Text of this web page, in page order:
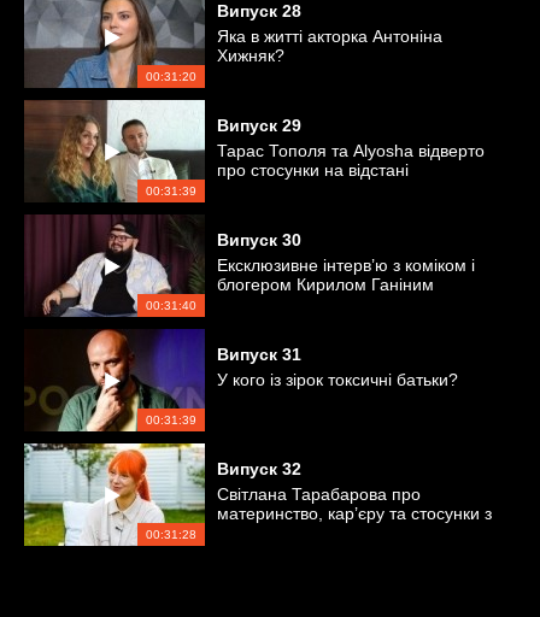
00:31:20
Випуск 28
Яка в житті акторка Антоніна
Хижняк?
00:31:39
Випуск 29
Тарас Тополя та Alyosha відверто
про стосунки на відстані
00:31:40
Випуск 30
Ексклюзивне інтерв’ю з коміком і
блогером Кирилом Ганіним
00:31:39
Випуск 31
У кого із зірок токсичні батьки?
00:31:28
Випуск 32
Світлана Тарабарова про
материнство, кар’єру та стосунки з